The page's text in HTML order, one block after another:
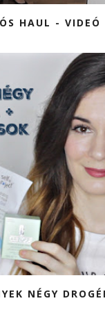
HAUL - VIDEÓ
NÉGY